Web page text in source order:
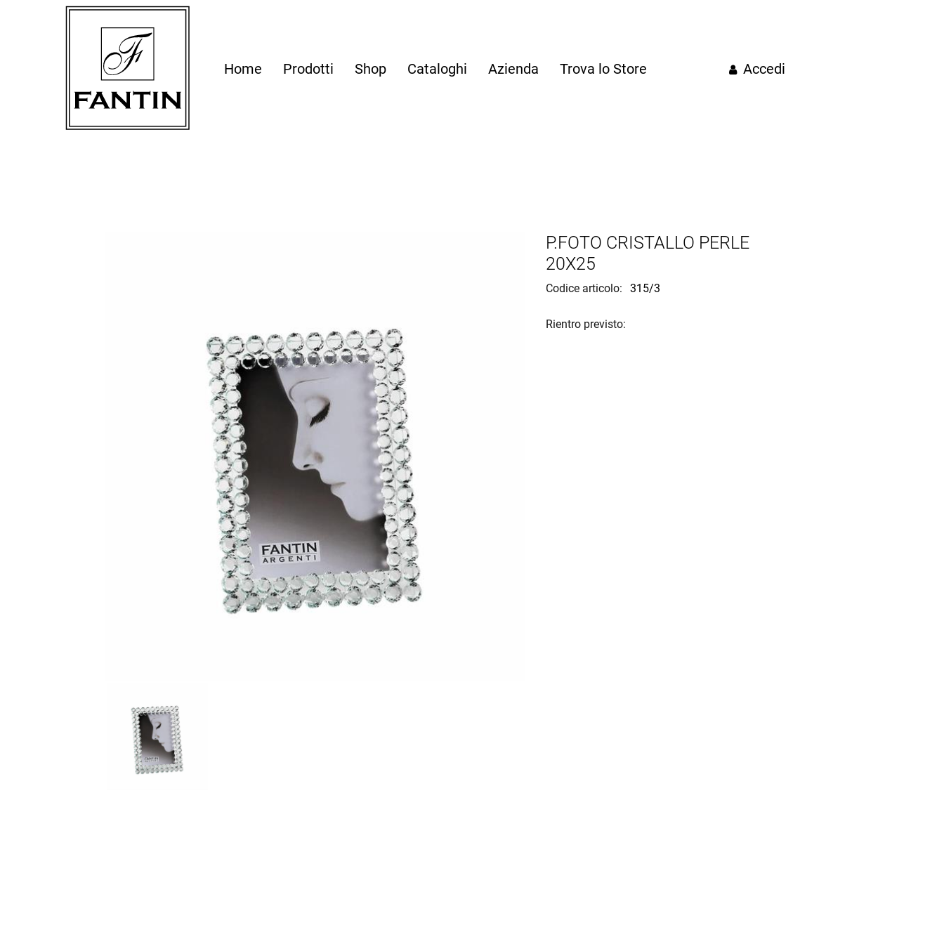
Home Prodotti Shop Cataloghi Azienda Trova lo Store Accedi
P.FOTO CRISTALLO PERLE
20X25
Codice articolo: 315/3
Rientro previsto: